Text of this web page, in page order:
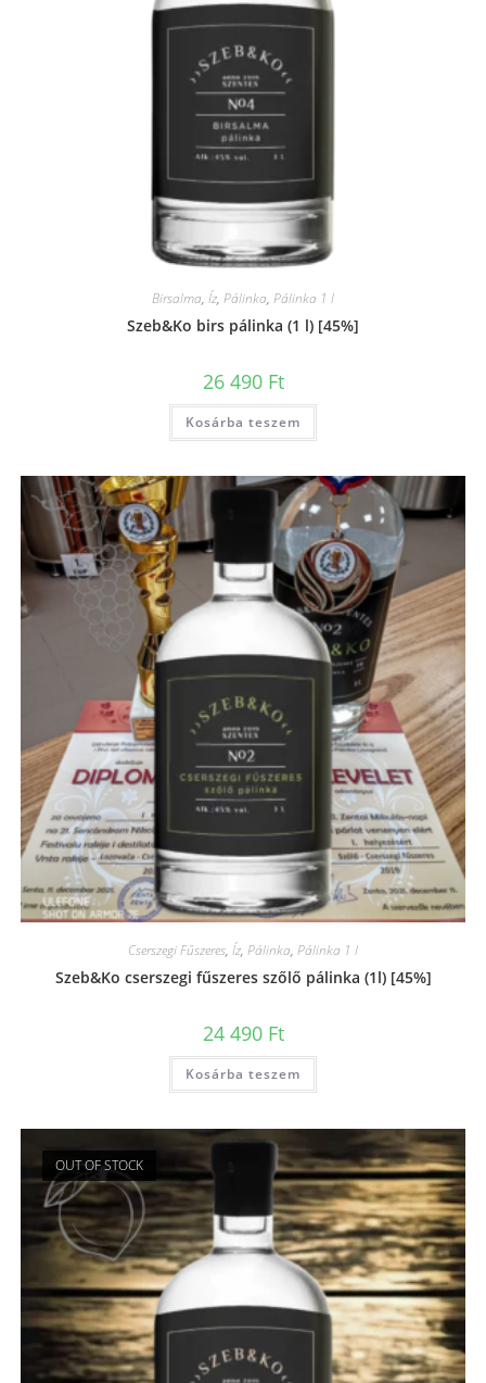
Birsalma, Íz, Pálinka, Pálinka 1 l
Szeb&Ko birs pálinka (1 l) [45%]
26 490 Ft
Kosárba teszem
Cserszegi Fűszeres, Íz, Pálinka, Pálinka 1 l
Szeb&Ko cserszegi fűszeres szőlő pálinka (1l) [45%]
24 490 Ft
Kosárba teszem
OUT OF STOCK